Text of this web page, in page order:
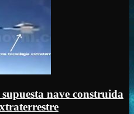
nave construida